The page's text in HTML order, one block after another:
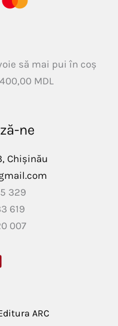
să mai pui în coș
400,00 MDL
ne
Chișinău
329
619
007
ARC